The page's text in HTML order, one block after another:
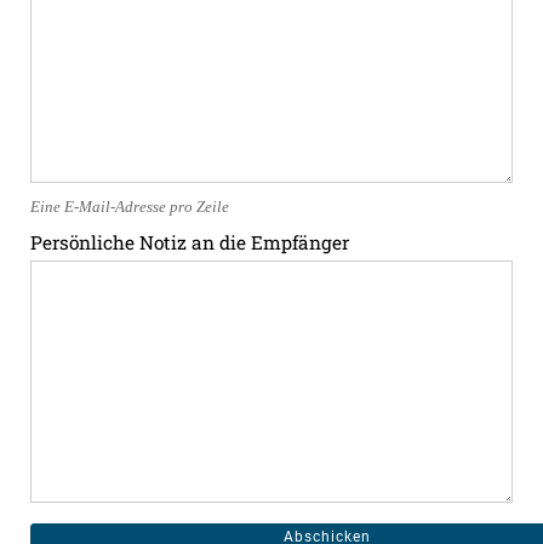
Eine E-Mail-Adresse pro Zeile
Persönliche Notiz an die Empfänger